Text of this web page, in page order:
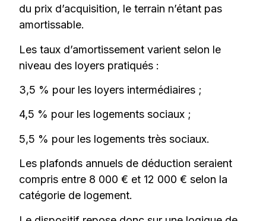
du prix d’acquisition, le terrain n’étant pas
amortissable.
Les taux d’amortissement varient selon le
niveau des loyers pratiqués :
3,5 % pour les loyers intermédiaires ;
4,5 % pour les logements sociaux ;
5,5 % pour les logements très sociaux.
Les plafonds annuels de déduction seraient
compris entre 8 000 € et 12 000 € selon la
catégorie de logement.